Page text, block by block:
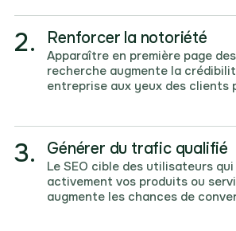
2. Renforcer la notoriété
Apparaître en première page
recherche augmente la
entreprise aux yeux des clients
3. Générer du trafic qualifié
Le SEO cible des utilisateurs
activement vos produits ou
augmente les chances de